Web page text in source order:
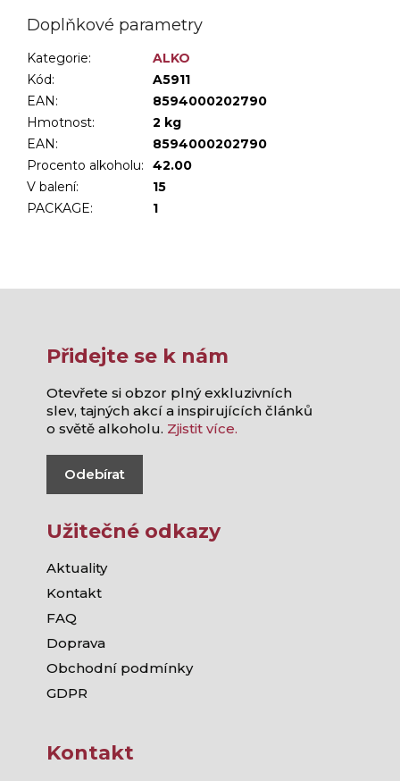
Doplňkové parametry
Kategorie:
ALKO
Kód:
A5911
EAN:
8594000202790
Hmotnost:
2 kg
EAN:
8594000202790
Procento alkoholu:
42.00
V balení:
15
PACKAGE: 1
Přidejte se k nám
Otevřete si obzor plný exkluzivních
slev, tajných akcí a inspirujících článků
o světě alkoholu. Zjistit více.
Odebírat
Užitečné odkazy
Aktuality
Kontakt
FAQ
Doprava
Obchodní podmínky
GDPR
Kontakt